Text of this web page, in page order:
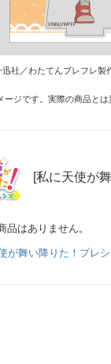
社／わたてんプレフレ製
ジです。実際の商品と
[私に天使が
品はありません。
が舞い降りた！プレ